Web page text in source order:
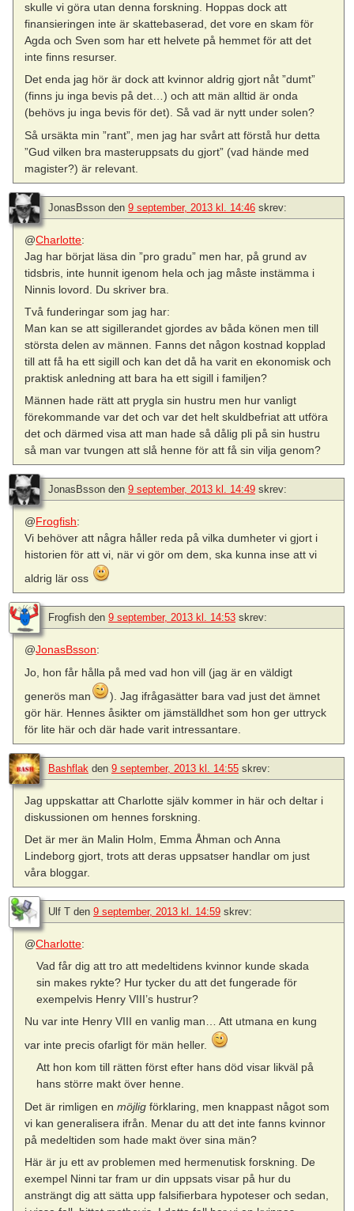
skulle vi göra utan denna forskning. Hoppas dock att
finansieringen inte är skattebaserad, det vore en skam för
Agda och Sven som har ett helvete på hemmet för att det
inte finns resurser.
Det enda jag hör är dock att kvinnor aldrig gjort nåt ”dumt”
(finns ju inga bevis på det…) och att män alltid är onda
(behövs ju inga bevis för det). Så vad är nytt under solen?
Så ursäkta min ”rant”, men jag har svårt att förstå hur detta
”Gud vilken bra masteruppsats du gjort” (vad hände med
magister?) är relevant.
JonasBsson den 9 september, 2013 kl. 14:46 skrev:
@Charlotte:
Jag har börjat läsa din ”pro gradu” men har, på grund av
tidsbris, inte hunnit igenom hela och jag måste instämma i
Ninnis lovord. Du skriver bra.
Två funderingar som jag har:
Man kan se att sigillerandet gjordes av båda könen men till
största delen av männen. Fanns det någon kostnad kopplad
till att få ha ett sigill och kan det då ha varit en ekonomisk och
praktisk anledning att bara ha ett sigill i familjen?
Männen hade rätt att prygla sin hustru men hur vanligt
förekommande var det och var det helt skuldbefriat att utföra
det och därmed visa att man hade så dålig pli på sin hustru
så man var tvungen att slå henne för att få sin vilja genom?
JonasBsson den 9 september, 2013 kl. 14:49 skrev:
@Frogfish:
Vi behöver att några håller reda på vilka dumheter vi gjort i
historien för att vi, när vi gör om dem, ska kunna inse att vi
aldrig lär oss
Frogfish den 9 september, 2013 kl. 14:53 skrev:
@JonasBsson:
Jo, hon får hålla på med vad hon vill (jag är en väldigt
generös man
). Jag ifrågasätter bara vad just det ämnet
gör här. Hennes åsikter om jämställdhet som hon ger uttryck
för lite här och där hade varit intressantare.
Bashflak den 9 september, 2013 kl. 14:55 skrev:
Jag uppskattar att Charlotte själv kommer in här och deltar i
diskussionen om hennes forskning.
Det är mer än Malin Holm, Emma Åhman och Anna
Lindeborg gjort, trots att deras uppsatser handlar om just
våra bloggar.
Ulf T den 9 september, 2013 kl. 14:59 skrev:
@Charlotte:
Vad får dig att tro att medeltidens kvinnor kunde skada
sin makes rykte? Hur tycker du att det fungerade för
exempelvis Henry VIII’s hustrur?
Nu var inte Henry VIII en vanlig man… Att utmana en kung
var inte precis ofarligt för män heller.
Att hon kom till rätten först efter hans död visar likväl på
hans större makt över henne.
Det är rimligen enmöjlig förklaring, men knappast något som
vi kan generalisera ifrån. Menar du att det inte fanns kvinnor
på medeltiden som hade makt över sina män?
Här är ju ett av problemen med hermenutisk forskning. De
exempel Ninni tar fram ur din uppsats visar på hur du
ansträngt dig att sätta upp falsifierbara hypoteser och sedan,